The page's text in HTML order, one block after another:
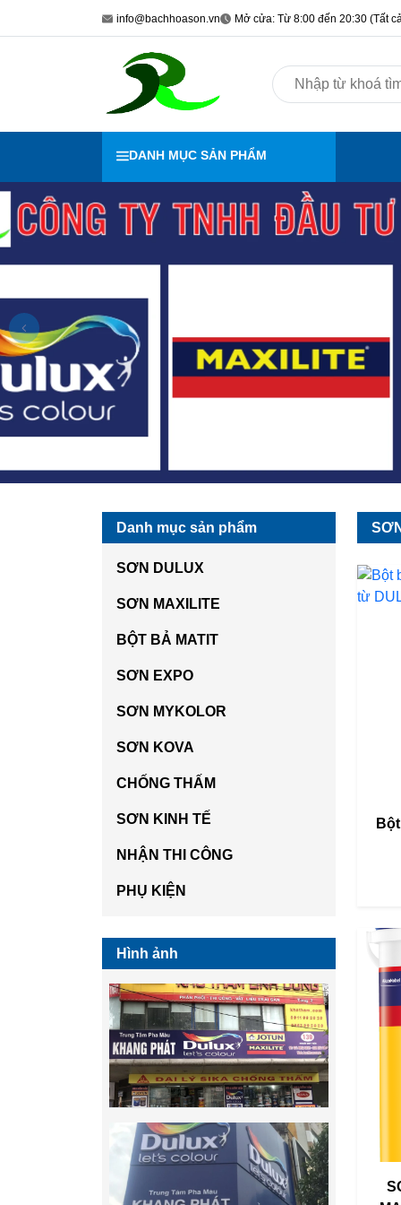
info@bachhoason.vn Mở cửa: Từ 8:00 đến 20:30 (Tất
DANH MỤC SẢN PHẨM
Danh mục sản phẩm
SƠN DULUX
SƠN MAXILITE
BỘT BẢ MATIT
SƠN EXPO
SƠN MYKOLOR
SƠN KOVA
CHỐNG THẤM
SƠN KINH TẾ
NHẬN THI CÔNG
PHỤ KIỆN
Hình ảnh